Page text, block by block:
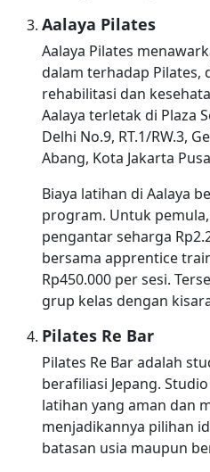
Aalaya Pilates
Aalaya Pilates
dalam terhadap Pilates,
rehabilitasi dan
Aalaya terletak di Plaza
Delhi No.9, RT.1/RW.3,
Abang, Kota Jakarta
Biaya latihan di Aalaya
program. Untuk
pengantar seharga
bersama apprentice
Rp450.000 per sesi.
grup kelas dengan
Pilates Re Bar
Pilates Re Bar adalah
berafiliasi Jepang.
latihan yang aman dan
menjadikannya pilihan
batasan usia maupun